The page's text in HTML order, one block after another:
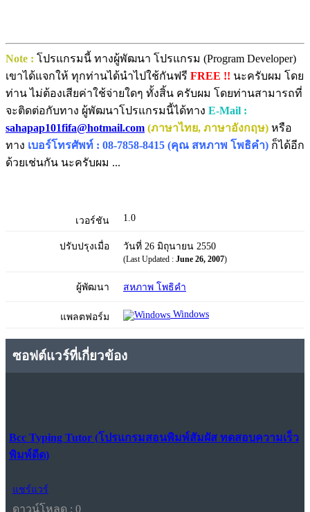
Note : โปรแกรมนี้ ทางผู้พัฒนา โปรแกรม (Program Developer)
เขาได้แจกให้ ทุกท่านได้นำไปใช้กันฟรี FREE !! นะครับผม โดย
ท่าน ไม่ต้องเสียค่าใช้จ่ายใดๆ ทั้งสิ้น ครับผม โดยท่านสามารถที่
จะติดต่อกับทาง ผู้พัฒนาโปรแกรมนี้ได้ทาง E-Mail :
sahapap101fifa@hotmail.com (ภาษาไทย, ภาษาอังกฤษ) หรือ
ทาง เบอร์โทรศัพท์ : 08-7858-8415 (คุณ สหภาพ โพธิคำ) ก็ได้อีก
ด้วยเช่นกัน นะครับผม ...
เวอร์ชัน 1.0
ปรับปรุงเมื่อ วันที่ 26 มิถุนายน 2550
(Last Updated : June 26, 2007)
ผู้พัฒนา สหภาพ โพธิคำ
แพลตฟอร์ม Windows
ซอฟต์แวร์ที่เกี่ยวข้อง
Bcc Typing Tutor (โปรแกรมสอนพิมพ์สัมผัส ทดสอบความเร็ว
พิมพ์ดีด)
แชร์แวร์
ดาวน์โหลด : 0